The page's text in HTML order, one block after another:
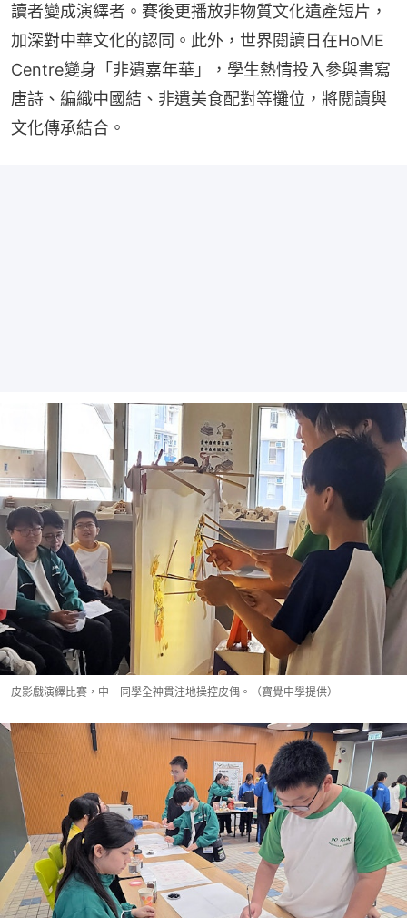
讀者變成演繹者。賽後更播放非物質文化遺產短片，
加深對中華文化的認同。此外，世界閱讀日在HoME
Centre變身「非遺嘉年華」，學生熱情投入參與書寫
唐詩、編織中國結、非遺美食配對等攤位，將閱讀與
文化傳承結合。
皮影戲演繹比賽，中一同學全神貫注地操控皮偶。（寶覺中學提供）